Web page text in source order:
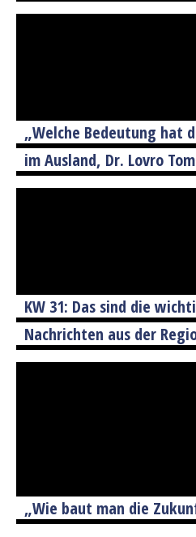
„Welche Bedeutung hat
im Ausland, Dr. Lovro
KW 31: Das sind die
Nachrichten aus der
„Wie baut man die